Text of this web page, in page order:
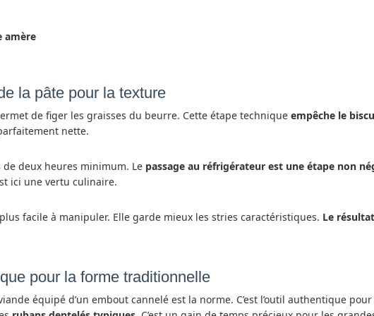
amère
la pâte pour la texture
de figer les graisses du beurre. Cette étape technique empêche le
nette.
de deux heures minimum. Le passage au réfrigérateur est une étape non
ici une vertu culinaire.
facile à manipuler. Elle garde mieux les stries caractéristiques. Le
pour la forme traditionnelle
équipé d’un embout cannelé est la norme. C’est l’outil authentique